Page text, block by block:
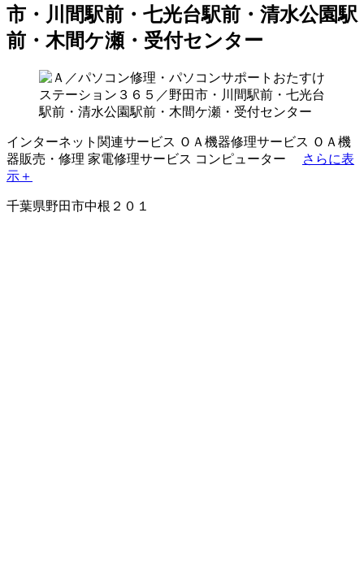
市・川間駅前・七光台駅前・清水公園駅
前・木間ケ瀬・受付センター
インターネット関連サービス ＯＡ機器修理サービス ＯＡ機
器販売・修理 家電修理サービス コンピューター
さらに表
示＋
千葉県野田市中根２０１